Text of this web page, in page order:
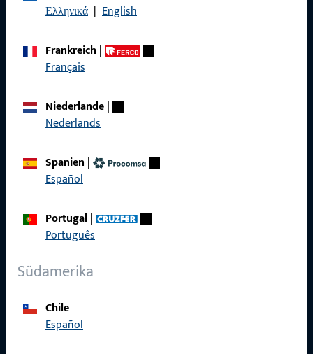
Ελληνικά | English
Frankreich|
Français
Niederlande|
Nederlands
Spanien |
Español
Portugal|
Português
Südamerika
Chile
Español
Datenschutz
AGB
Produkte
Karriere